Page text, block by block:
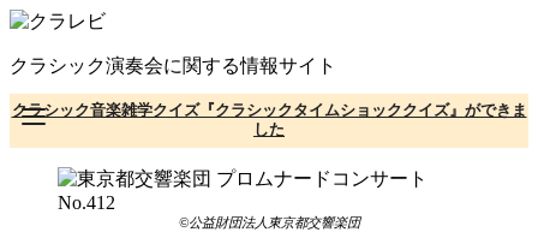
コ
テ
ン
ツ
へ
クラシック演奏会に関する情報サイト
クラシック音楽雑学クイズ『クラシックタイムショッククイズ』ができま
した
©公益財団法人東京都交響楽団